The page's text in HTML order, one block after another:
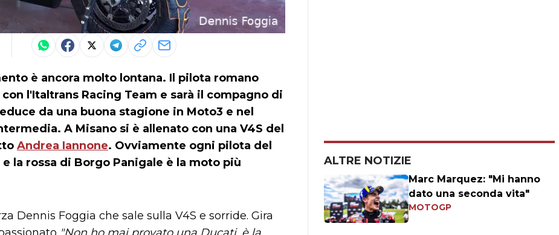
è ancora molto lontana. Il pilota romano
l'Italtrans Racing Team e sarà il compagno di
da una buona stagione in Moto3 e nel
A Misano si è allenato con una V4S del
Andrea Iannone. Ovviamente ogni pilota del
la rossa di Borgo Panigale è la moto più
Dennis Foggia che sale sulla V4S e sorride. Gira
ALTRE NOTIZIE
Marc Marquez: "Mi hanno
dato una seconda vita"
MOTOGP